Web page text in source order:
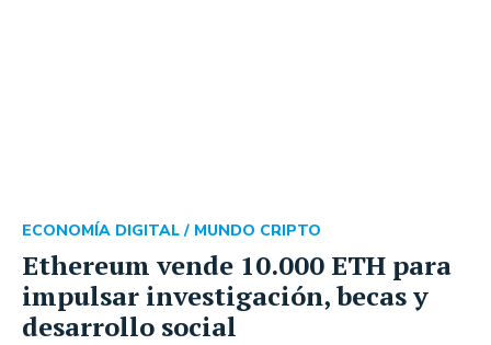
Ethereum vende 10.000 ETH para
impulsar investigación, becas y
desarrollo social
ECONOMÍA DIGITAL / MUNDO CRIPTO